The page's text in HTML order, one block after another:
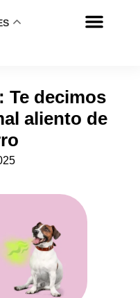
Te decimos
aliento de